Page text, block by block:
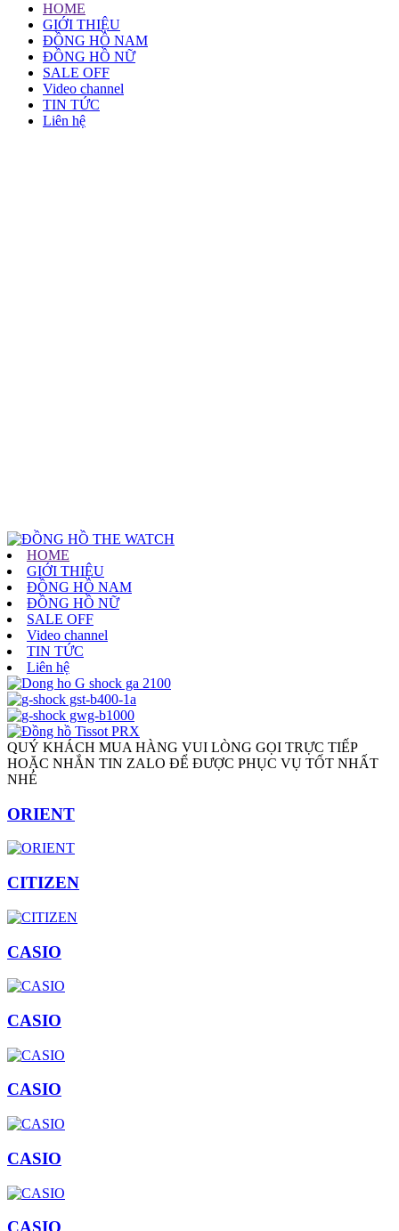
HOME
GIỚI THIỆU
ĐỒNG HỒ NAM
ĐỒNG HỒ NỮ
SALE OFF
Video channel
TIN TỨC
Liên hệ
HOME
GIỚI THIỆU
ĐỒNG HỒ NAM
ĐỒNG HỒ NỮ
SALE OFF
Video channel
TIN TỨC
Liên hệ
QUÝ KHÁCH MUA HÀNG VUI LÒNG GỌI TRỰC TIẾP
HOẶC NHẮN TIN ZALO ĐỂ ĐƯỢC PHỤC VỤ TỐT NHẤT
NHÉ
ORIENT
CITIZEN
CASIO
CASIO
CASIO
CASIO